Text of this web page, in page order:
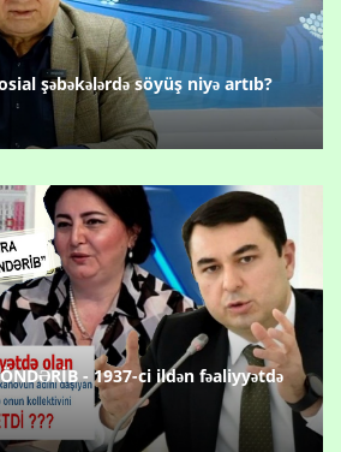
şəbəkələrdə söyüş niyə artıb?
- 1937-ci ildən fəaliyyətdə